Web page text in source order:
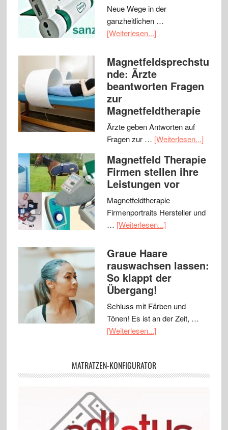
Neue Wege in der
ganzheitlichen …
[Weiterlesen...]
Magnetfeldsprechstu
nde: Ärzte
beantworten Fragen
zur
Magnetfeldtherapie
Ärzte geben Antworten auf
Fragen zur … [Weiterlesen...]
Magnetfeld Therapie
Firmen stellen ihre
Leistungen vor
Magnetfeldtherapie
Firmenportraits Hersteller und
… [Weiterlesen...]
Graue Haare
rauswachsen lassen:
So klappt der
Übergang!
Schluss mit Färben und
Tönen! Es ist an der Zeit, …
[Weiterlesen...]
MATRATZEN-KONFIGURATOR